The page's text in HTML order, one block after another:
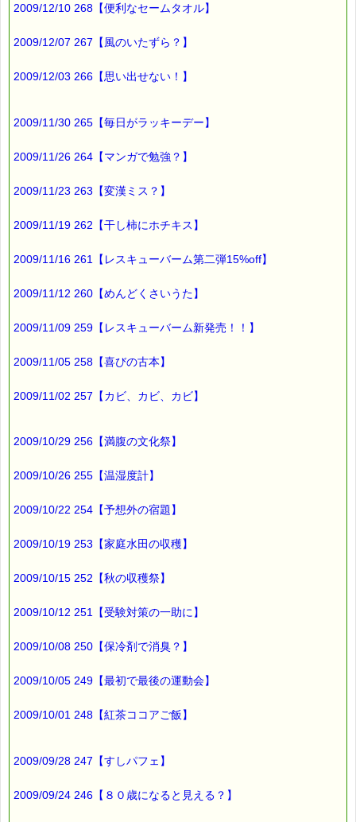
たくさんあるグッズの中から
２点をご紹介しますね
最初にご紹介するのは
しおり紐が付いていたと思うんですが、
あまり付いていないんですよね
「着脱式のしおり紐」が Good です (^_^)v
「本の収納ボックス」です。
段ボール箱の大きさが合わないので
とても苦労します。
段ボール箱があればいいのになぁ・・・
と思っていたら
YomuparaさんのHPをご覧くださいね
優れ物と言えば、
バッチフラワーも負けてはいませんよー (*^_^*)
2009/12/10 268【便利なセームタオル】
2009/12/07 267【風のいたずら？】
2009/12/03 266【思い出せない！】
2009/11/30 265【毎日がラッキーデー】
2009/11/26 264【マンガで勉強？】
2009/11/23 263【変漢ミス？】
2009/11/19 262【干し柿にホチキス】
2009/11/16 261【レスキューバーム第二弾15%off】
2009/11/12 260【めんどくさいうた】
2009/11/09 259【レスキューバーム新発売！！】
2009/11/05 258【喜びの古本】
2009/11/02 257【カビ、カビ、カビ】
2009/10/29 256【満腹の文化祭】
2009/10/26 255【温湿度計】
2009/10/22 254【予想外の宿題】
2009/10/19 253【家庭水田の収穫】
2009/10/15 252【秋の収穫祭】
2009/10/12 251【受験対策の一助に】
2009/10/08 250【保冷剤で消臭？】
2009/10/05 249【最初で最後の運動会】
2009/10/01 248【紅茶ココアご飯】
2009/09/28 247【すしパフェ】
2009/09/24 246【８０歳になると見える？】